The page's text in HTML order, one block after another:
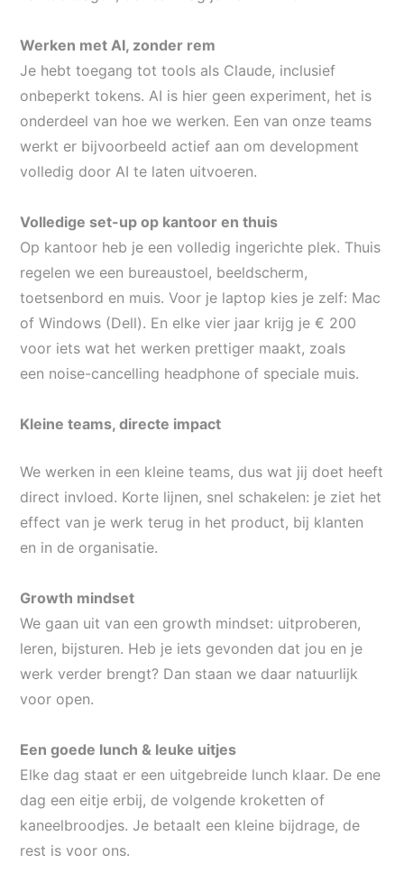
Werken met AI, zonder rem
Je hebt toegang tot tools als Claude, inclusief
onbeperkt tokens. AI is hier geen experiment, het is
onderdeel van hoe we werken. Een van onze teams
werkt er bijvoorbeeld actief aan om development
volledig door AI te laten uitvoeren.
Volledige set-up op kantoor en thuis
Op kantoor heb je een volledig ingerichte plek. Thuis
regelen we een bureaustoel, beeldscherm,
toetsenbord en muis. Voor je laptop kies je zelf: Mac
of Windows (Dell). En elke vier jaar krijg je € 200
voor iets wat het werken prettiger maakt, zoals
een noise-cancelling headphone of speciale muis.
Kleine teams, directe impact
We werken in een kleine teams, dus wat jij doet heeft
direct invloed. Korte lijnen, snel schakelen: je ziet het
effect van je werk terug in het product, bij klanten
en in de organisatie.
Growth mindset
We gaan uit van een growth mindset: uitproberen,
leren, bijsturen. Heb je iets gevonden dat jou en je
werk verder brengt? Dan staan we daar natuurlijk
voor open.
Een goede lunch & leuke uitjes
Elke dag staat er een uitgebreide lunch klaar. De ene
dag een eitje erbij, de volgende kroketten of
kaneelbroodjes. Je betaalt een kleine bijdrage, de
rest is voor ons.